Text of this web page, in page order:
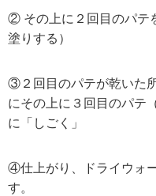
② その上に２回目のパテ
塗りする）
③２回目のパテが乾いた
にその上に３回目のパテ
に「しごく」
④仕上がり、ドライウォ
す。